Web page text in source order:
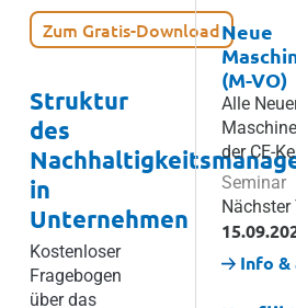
Zum Gratis-Download
Struktur
des
in
Unternehmen
Kostenloser
Fragebogen
über das
Neue
(M-VO)
Alle
der CE-
Seminar
Nächster
Info &